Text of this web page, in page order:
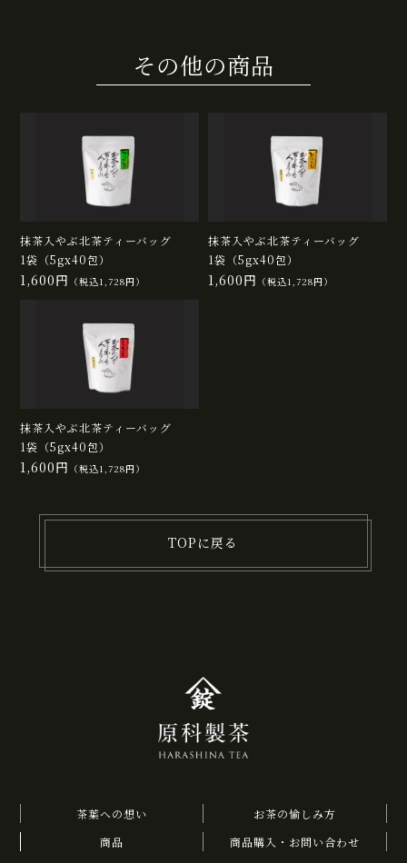
その他の商品
抹茶入やぶ北茶ティーバッグ
1袋（5gx40包）
1,600円 （税込1,728円）
抹茶入やぶ北茶ティーバッグ
1袋（5gx40包）
1,600円 （税込1,728円）
抹茶入やぶ北茶ティーバッグ
1袋（5gx40包）
1,600円 （税込1,728円）
TOPに戻る
茶葉への想い
お茶の愉しみ方
商品
商品購入・お問い合わせ